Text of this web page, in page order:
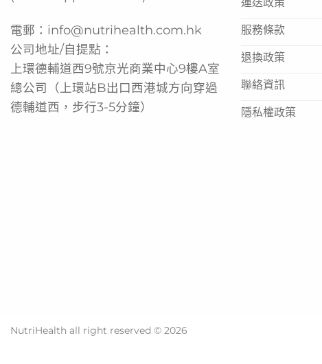
電郵： info@nutrihealth.com.hk
公司地址/自提點：
上環德輔道西9號京光商業中心9樓A室
總公司（上環站B出口西港城方向穿過
德輔道西，步行3-5分鐘）
運送政策
服務條款
退換政策
聯絡資訊
隱私權政策
NutriHealth all right reserved © 2026